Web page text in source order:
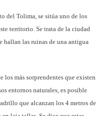
del Tolima, se sitúa uno de los
territorio. Se trata de la ciudad
hallan las ruinas de una antigua
los más sorprendentes que existen
entornos naturales, es posible
que alcanzan los 4 metros de